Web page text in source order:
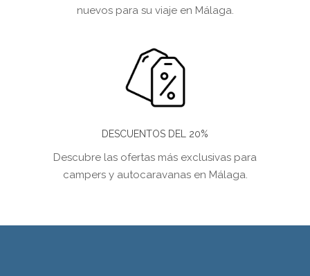
nuevos para su viaje en Málaga.
DESCUENTOS DEL 20%
Descubre las ofertas más exclusivas para
campers y autocaravanas en Málaga.